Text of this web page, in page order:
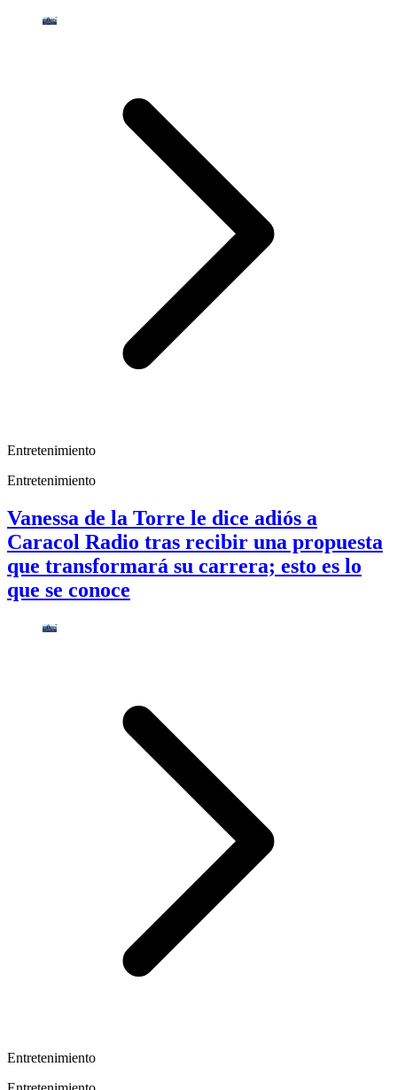
Entretenimiento
Entretenimiento
Vanessa de la Torre le dice adiós a
Caracol Radio tras recibir una propuesta
que transformará su carrera; esto es lo
que se conoce
Entretenimiento